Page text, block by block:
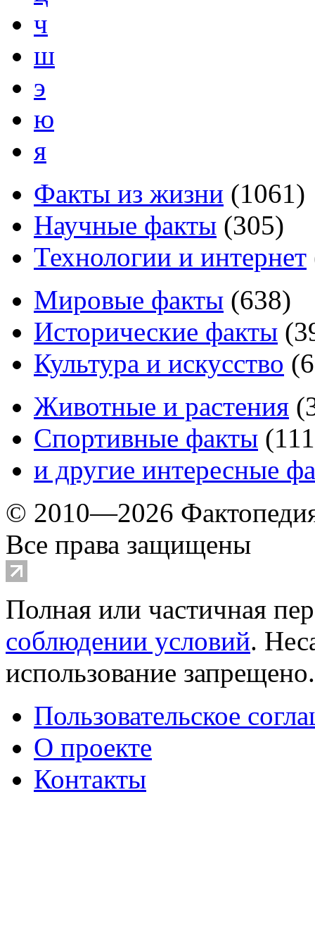
ч
ш
э
ю
я
Факты из жизни (1061)
Научные факты (305)
Технологии и интернет
Мировые факты (638)
Исторические факты (
Культура и искусство (
Животные и растения (
Спортивные факты (111
и другие интересные
© 2010—2026
Все права защищены
Полная или частичная
соблюдении условий.
использование
Пользовательское
О проекте
Контакты